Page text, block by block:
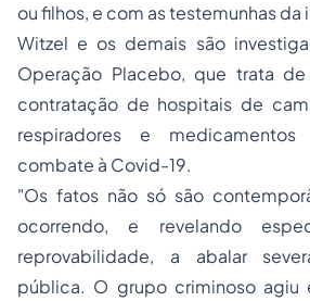
ou filhos, e com as testemunhas da
Witzel e os demais são
Operação Placebo, que trata de
contratação de hospitais de
respiradores e
combate à Covid-19.
"Os fatos não só são
ocorrendo, e revelando
reprovabilidade, a abalar
pública. O grupo criminoso agiu